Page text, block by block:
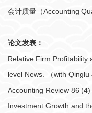
会计质量（Accounting
论文发表：
Relative Firm Profitability
level News. （with
Accounting Review 86
Investment Growth and